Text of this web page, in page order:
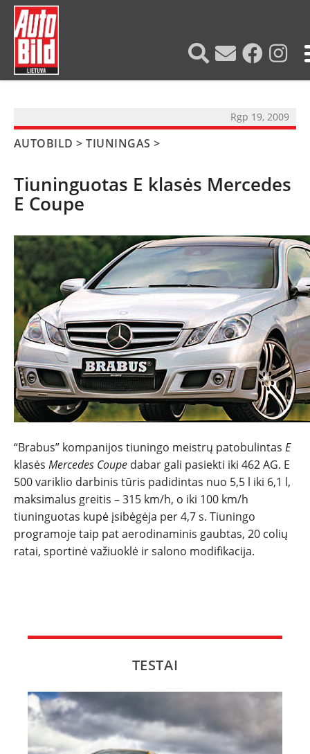
NAUJIENOS
TESTAI
NAUJI
NAUDOTI
REPORTAŽAI
SPORTAS
PATARIMAI
ĮVAIRENYBĖS
Rgp 19, 2009
AUTOBILD >TIUNINGAS >
Tiuninguotas E klasės Mercedes
E Coupe
“Brabus” kompanijos tiuningo meistrų patobulintas E
klasės Mercedes Coupe dabar gali pasiekti iki 462 AG. E
500 variklio darbinis tūris padidintas nuo 5,5 l iki 6,1 l,
maksimalus greitis – 315 km/h, o iki 100 km/h
tiuninguotas kupė įsibėgėja per 4,7 s. Tiuningo
programoje taip pat aerodinaminis gaubtas, 20 colių
ratai, sportinė važiuoklė ir salono modifikacija.
TESTAI